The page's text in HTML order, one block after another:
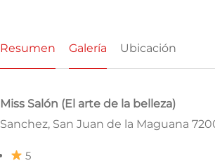
Resumen Galería Ubicación
Miss Salón (El arte de la belleza)
Sanchez, San Juan de la Maguana
5